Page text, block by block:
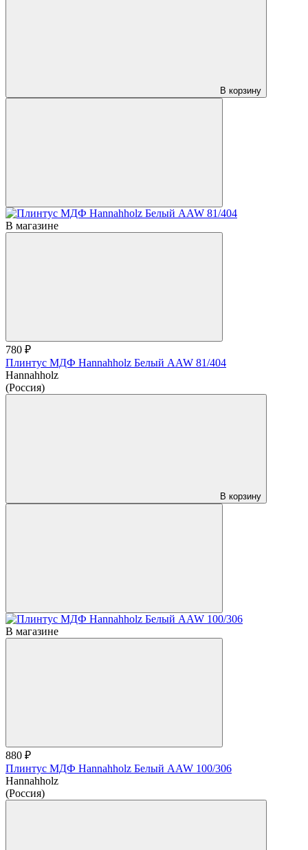
В корзину
В магазине
780 ₽
Плинтус МДФ Hannahholz Белый AAW 81/404
Hannahholz
(Россия)
В корзину
В магазине
880 ₽
Плинтус МДФ Hannahholz Белый AAW 100/306
Hannahholz
(Россия)